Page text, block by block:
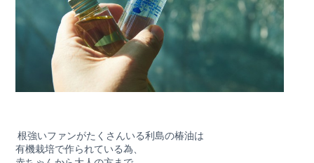
根強いファンがたくさんいる利島の椿油は
有機栽培で作られている為、